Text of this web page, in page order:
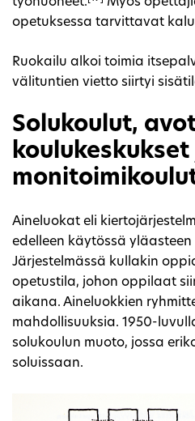
opetuksessa tarvittavat
Ruokailu alkoi toimia
välituntien vietto siirtyi
Solukoulut,
koulukeskukset
Aineluokat eli
edelleen käytössä
Järjestelmässä kullakin
opetustila, johon oppilaat
aikana. Aineluokkien
mahdollisuuksia. 1950-
solukoulun muoto, jossa
soluissaan.